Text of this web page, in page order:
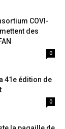
COVI-
des
0
41e édition de
0